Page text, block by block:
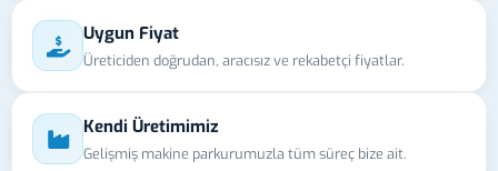
Uygun Fiyat
Üreticiden doğrudan, aracısız ve rekabetçi fiyatlar.
Kendi Üretimimiz
Gelişmiş makine parkurumuzla tüm süreç bize ait.